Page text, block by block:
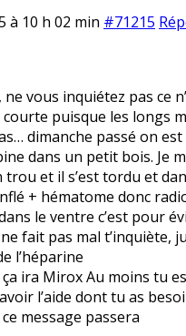
à 10 h 02 min #71215
vous inquiétez pas ce
puisque les longs
dimanche passé on
dans un petit bois. Je
trou et il s’est tordu et
+ hématome donc
le ventre c’est pour
fait pas mal t’inquiète,
l’héparine
ça ira Mirox Au moins tu
l’aide dont tu as
ce message passera